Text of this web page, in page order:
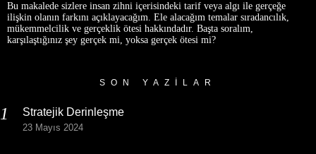
Bu makalede sizlere insan zihni içerisindeki tarif veya algı ile gerçeğe
ilişkin olanın farkını açıklayacağım. Ele alacağım temalar sıradancılık,
mükemmelcilik ve gerçeklik ötesi hakkındadır. Başta soralım,
karşılaştığınız şey gerçek mi, yoksa gerçek ötesi mi?
SON YAZILAR
Stratejik Derinleşme
23 Mayıs 2024